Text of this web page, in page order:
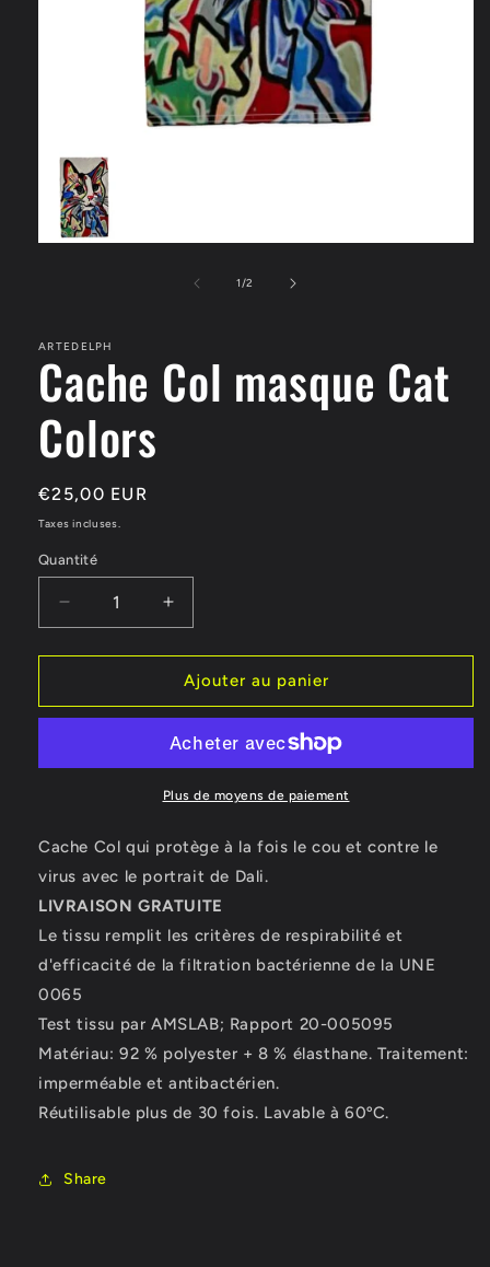
fenêtre
modale
1/de
2
ARTEDELPH
Cache Col masque Cat
Colors
Prix
habituel
€25,00 EUR
Taxes incluses.
Quantité
Réduire
la
quantité
Cache
Cat
Augmenter
la
quantité
de
Cache
masque
Cat
Colors
Ajouter au panier
Plus de moyens de paiement
Cache Col qui protège à la fois le cou et contre le
virus avec le portrait de Dali.
LIVRAISON GRATUITE
Le tissu remplit les critères de respirabilité et
d'efficacité de la filtration bactérienne de la UNE
0065
Test tissu par AMSLAB; Rapport 20-005095
Matériau: 92 % polyester + 8 % élasthane. Traitement:
imperméable et antibactérien.
Réutilisable plus de 30 fois. Lavable à 60ºC.
Share